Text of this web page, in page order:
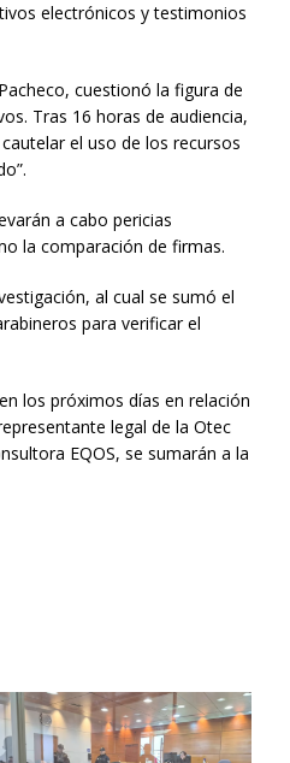
electrónicos y testimonios
cuestionó la figura de
Tras 16 horas de audiencia,
el uso de los recursos
a cabo pericias
la comparación de firmas.
al cual se sumó el
para verificar el
los próximos días en relación
legal de la Otec
EQOS, se sumarán a la